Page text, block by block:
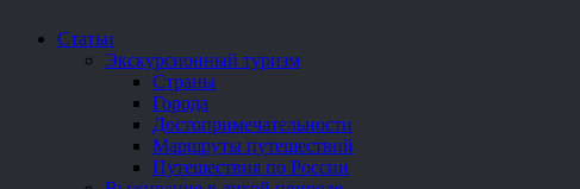
Статьи
Экскурсионный туризм
Страны
Города
Достопримечательности
Маршруты путешествий
Путешествия по России